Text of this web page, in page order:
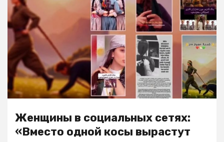
Женщины в социальных сетях:
«Вместо одной косы вырастут